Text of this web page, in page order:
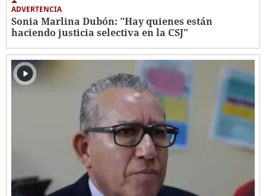
ADVERTENCIA
Sonia Marlina Dubón: "Hay quienes están
haciendo justicia selectiva en la CSJ"